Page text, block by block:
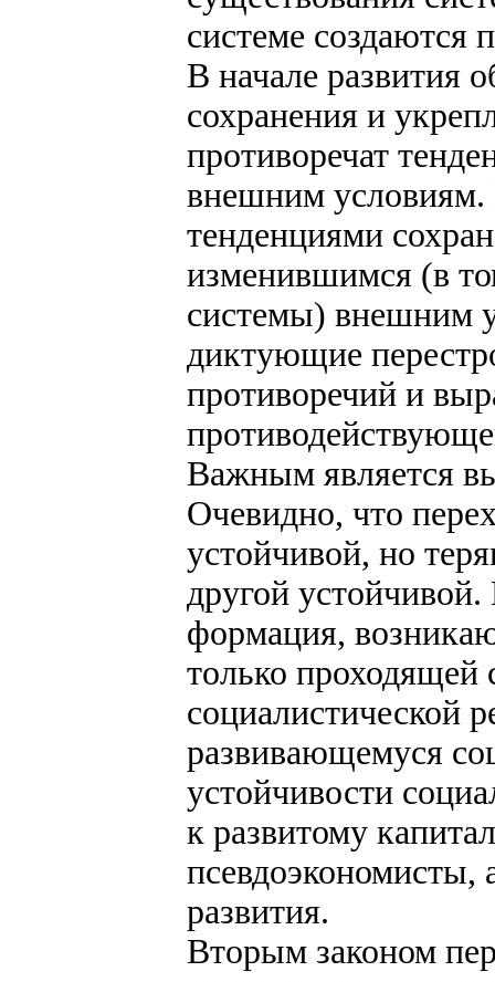
системе создаются
В начале развития
сохранения и
противоречат
внешним условиям.
тенденциями
изменившимся (в
системы) внешним
диктующие
противоречий и
Важным является
Очевидно, что
устойчивой, но
другой
формация,
только проходящей
социалистической
развивающемуся
устойчивости
к развитому
псевдоэкономисты,
развития.
Вторым законом